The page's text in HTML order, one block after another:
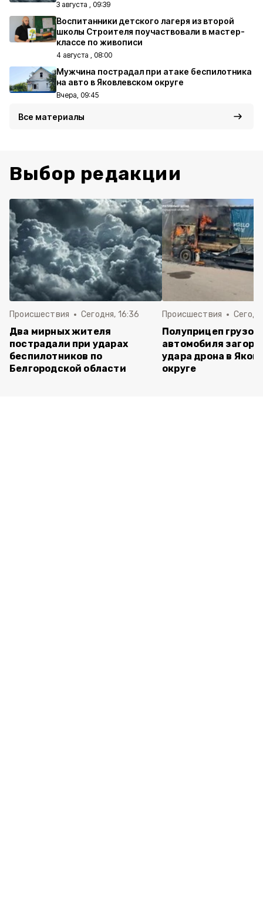
3 августа , 09:39
Воспитанники детского лагеря из второй
школы Строителя поучаствовали в мастер-
классе по живописи
4 августа , 08:00
Мужчина пострадал при атаке беспилотника
на авто в Яковлевском округе
Вчера, 09:45
Все материалы
Выбор редакции
Происшествия Сегодня, 16:36
Два мирных жителя
пострадали при ударах
беспилотников по
Белгородской области
Происшествия
Полуприцеп
автомобиля
удара дрона в
округе